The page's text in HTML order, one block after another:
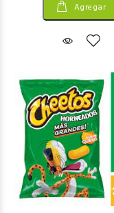
Agregar